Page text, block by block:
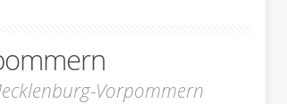
Vorpommern